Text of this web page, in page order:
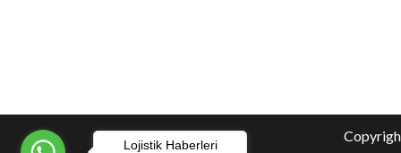
Lojistik Haberleri